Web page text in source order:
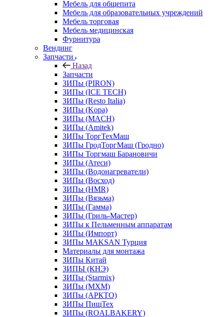
Мебель для общепита
Мебель для образовательных учреждений
Мебель торговая
Мебель медицинская
Фурнитура
Вендинг
Запчасти
Назад
Запчасти
ЗИПы (PIRON)
ЗИПы (ICE TECH)
ЗИПы (Resto Italia)
ЗИПы (Kopa)
ЗИПы (MACH)
ЗИПы (Amitek)
ЗИПы ТоргТехМаш
ЗИПы ГродТоргМаш (Гродно)
ЗИПы Торгмаш Барановичи
ЗИПы (Атеси)
ЗИПы (Водонагреватели)
ЗИПы (Восход)
ЗИПы (HMR)
ЗИПы (Вязьма)
ЗИПы (Гамма)
ЗИПы (Гриль-Мастер)
ЗИПы к Пельменным аппаратам
ЗИПы (Импорт)
ЗИПы MAKSAN Турция
Материалы для монтажа
ЗИПы Китай
ЗИПЫ (КНЭ)
ЗИПы (Starmix)
ЗИПы (МХМ)
ЗИПы (АРКТО)
ЗИПы ПищТех
ЗИПы (ROALBAKERY)